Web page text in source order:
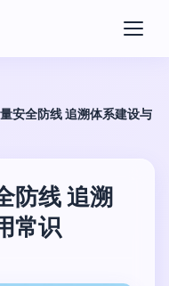
安全防线 追溯体系建设与
防线 追溯
常识